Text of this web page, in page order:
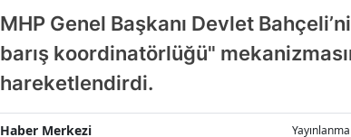
MHP Genel Başkanı Devlet
barış koordinatörlüğü"
hareketlendirdi.
Haber Merkezi
Yayınlanma